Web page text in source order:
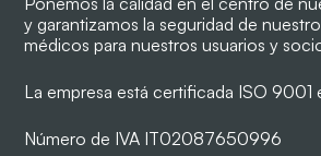
y garantizamos la seguridad de
médicos para nuestros usuarios y
La empresa está certificada ISO 9001
Número de IVA IT02087650996